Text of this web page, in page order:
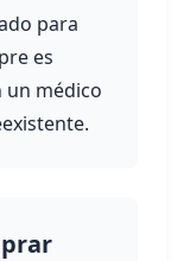
para
es
un médico